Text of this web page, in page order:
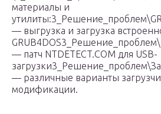
материалы и
— выгрузка и загрузка
— патч NTDETECT.COM для USB-
— различные варианты
модификации.